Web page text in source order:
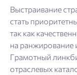
Выстраивание
стать
так как
на ранжирование
Грамотный
отраслевых